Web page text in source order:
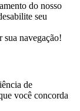
do nosso
seu
sua navegação!
de
você concorda